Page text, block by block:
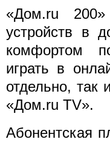
«Дом.ru
устройств в
комфортом
играть в
отдельно, так
«Дом.ru TV».
Абонентская